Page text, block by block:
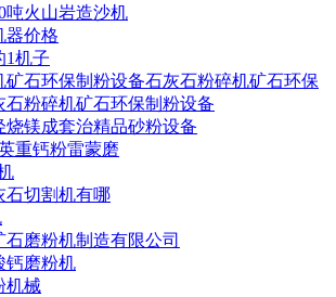
吨火山岩造沙机
器价格
1机子
矿石环保制粉设备石灰石粉碎机矿石环保
石粉碎机矿石环保制粉设备
烧镁成套治精品砂粉设备
重钙粉雷蒙磨
石切割机有哪
磨粉机制造有限公司
钙磨粉机
机械